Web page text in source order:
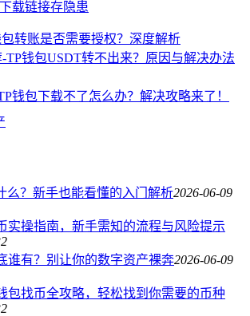
载链接存隐患
包转账是否需要授权？深度解析
TP钱包USDT转不出来？原因与解决办法
钱包下载不了怎么办？解决攻略来了！
么？新手也能看懂的入门解析2026-06-09
实操指南，新手需知的流程与风险提示
谁有？别让你的数字资产裸奔2026-06-09
包找币全攻略，轻松找到你需要的币种